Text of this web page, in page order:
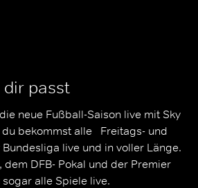
dir passt
neue Fußball-Saison live mit Sky
bekommst alle   Freitags- und
live und in voller Länge.
dem DFB- Pokal und der Premier
alle Spiele live.